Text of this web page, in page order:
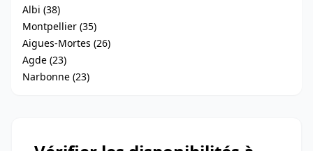
Albi (38)
Montpellier (35)
Aigues-Mortes (26)
Agde (23)
Narbonne (23)